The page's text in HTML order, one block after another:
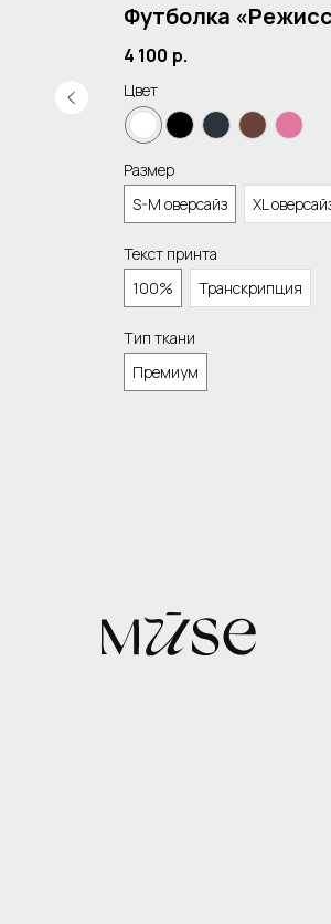
Футболка
4 100 р.
Цвет
Размер
S-M оверсайз
XL
Текст принта
100%
Транскрипция
Тип ткани
Премиум